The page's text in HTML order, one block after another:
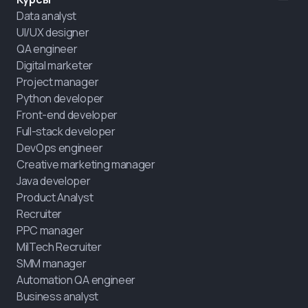
Data analyst
UI/UX designer
QA engineer
Digital marketer
Project manager
Python developer
Front-end developer
Full-stack developer
DevOps engineer
Creative marketing manager
Java developer
Product Analyst
Recruiter
PPC manager
MilTech Recruiter
SMM manager
Automation QA engineer
Business analyst